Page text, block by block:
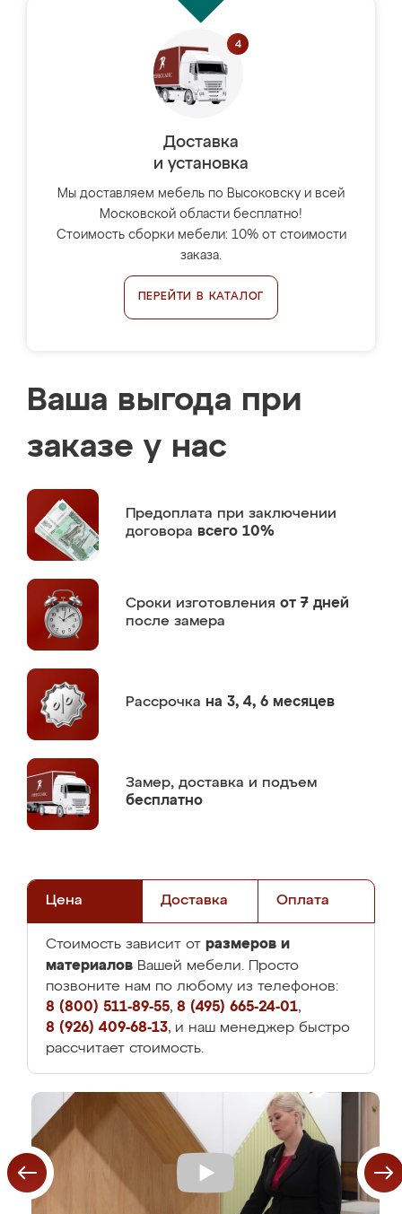
Доставка
и установка
Мы доставляем мебель по Высоковску и всей
Московской области бесплатно!
Стоимость сборки мебели: 10% от стоимости
заказа.
ПЕРЕЙТИ В КАТАЛОГ
Ваша выгода при
заказе у нас
Предоплата при заключении
договора всего 10%
Сроки изготовления от 7 дней
после замера
Рассрочка на 3, 4, 6 месяцев
Замер, доставка и подъем
бесплатно
Цена Доставка Оплата
Стоимость зависит от размеров и
материалов Вашей мебели. Просто
позвоните нам по любому из телефонов:
8 (800) 511-89-55, 8 (495) 665-24-01,
8 (926) 409-68-13, и наш менеджер быстро
рассчитает стоимость.